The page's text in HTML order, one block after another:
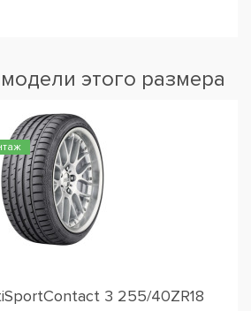
этого размера
3 255/40ZR18